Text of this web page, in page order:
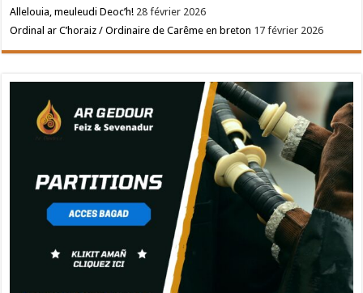
Allelouia, meuleudi Deoc’h! 28 février 2026
Ordinal ar C’horaiz / Ordinaire de Carême en breton 17 février 2026